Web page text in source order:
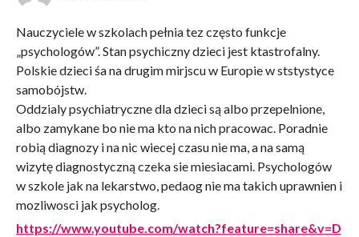
Nauczyciele w szkolach pełnia tez często funkcje
„psychologów”. Stan psychiczny dzieci jest ktastrofalny.
Polskie dzieci śa na drugim mirjscu w Europie w ststystyce
samobójstw.
Oddzialy psychiatryczne dla dzieci są albo przepelnione,
albo zamykane bo nie ma kto na nich pracowac. Poradnie
robią diagnozy i na nic wiecej czasu nie ma, a na samą
wizytę diagnostyczną czeka sie miesiacami. Psychologów
w szkole jak na lekarstwo, pedaog nie ma takich uprawnien i
mozliwosci jak psycholog.
https://www.youtube.com/watch?feature=share&v=D